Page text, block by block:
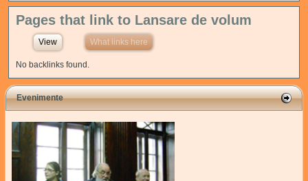
Pages that link to Lansare de volum
View What links here
No backlinks found.
Evenimente